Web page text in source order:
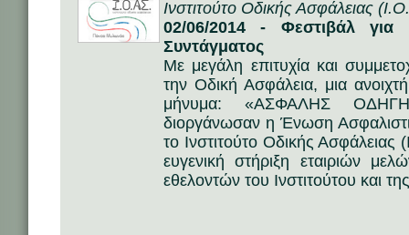
Ινστιτούτο Οδικής Ασφάλειας
02/06/2014 - Φεστιβάλ για
Συντάγματος
Με μεγάλη επιτυχία και
την Οδική Ασφάλεια, μια
μήνυμα: «ΑΣΦΑΛΗΣ
διοργάνωσαν η Ένωση
το Ινστιτούτο Οδικής
ευγενική στήριξη εταιριών
εθελοντών του Ινστιτούτου και